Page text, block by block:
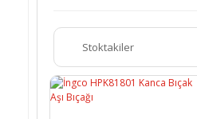
Stoktakiler